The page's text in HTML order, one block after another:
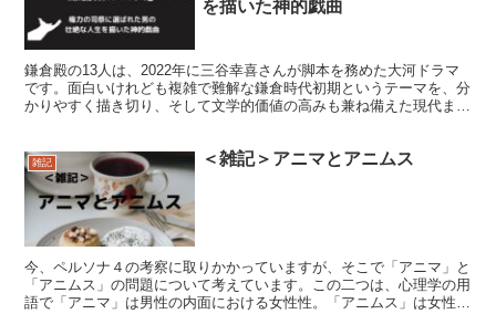
を描いた神的戯曲
鎌倉殿の13人は、2022年に三谷幸喜さんが脚本を務めた大河ドラマ
です。面白いけれども複雑で難解な鎌倉時代初期というテーマを、分
かりやすく描き切り、そして文学的価値の高みも兼ね備えた現代まれ
雑記 ＜雑記＞アニマとアニムス
今、ペルソナ４の考察に取りかかっていますが、そこで「アニマ」と
「アニムス」の問題について考えています。この二つは、心理学の用
語で「アニマ」は男性の内面における女性性。「アニムス」は女性の